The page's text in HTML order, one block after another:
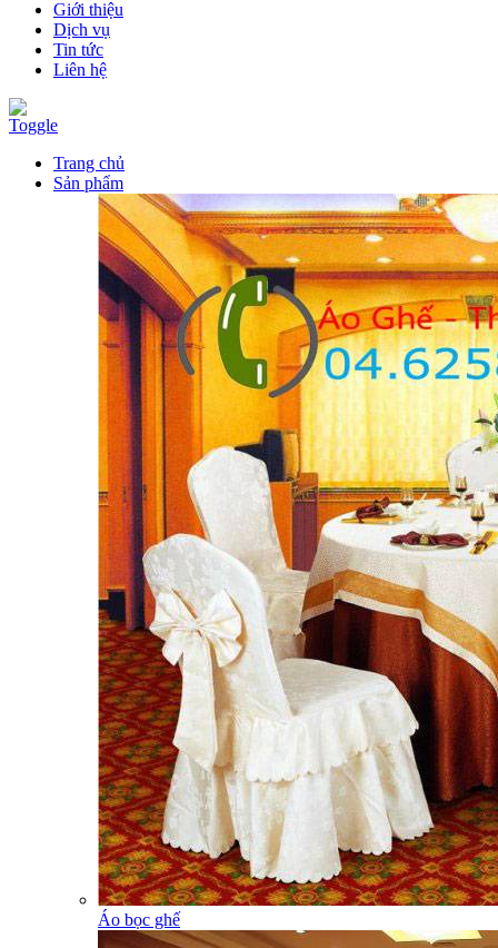
Giới thiệu
Dịch vụ
Tin tức
Liên hệ
Toggle
Trang chủ
Sản phẩm
Áo bọc ghế